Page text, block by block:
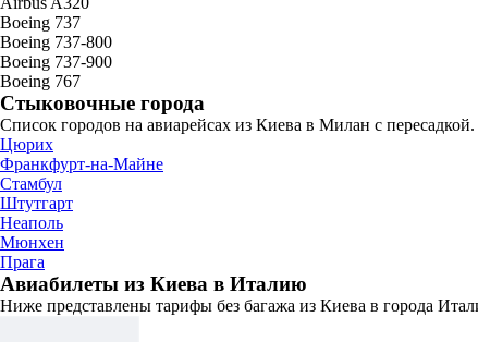
Boeing 737
Boeing 737-800
Boeing 737-900
Boeing 767
Стыковочные города
Список городов на авиарейсах из Киева в Милан с
Цюрих
Франкфурт-на-Майне
Стамбул
Штутгарт
Неаполь
Мюнхен
Прага
Авиабилеты из Киева в Италию
Ниже представлены тарифы без багажа из Киева в города